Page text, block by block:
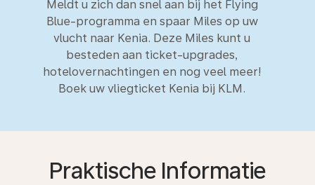
Meldt u zich dan snel aan bij het Flying
Blue-programma en spaar Miles op uw
vlucht naar Kenia. Deze Miles kunt u
besteden aan ticket-upgrades,
hotelovernachtingen en nog veel meer!
Boek uw vliegticket Kenia bij KLM.
Praktische Informatie